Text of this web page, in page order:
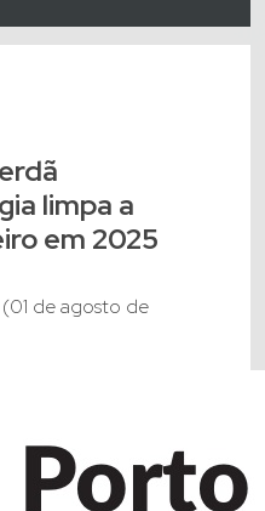
limpa a
em 2025
(01 de agosto de